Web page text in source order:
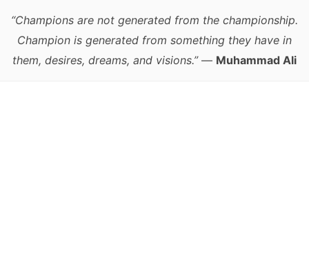
“Champions are not generated from the championship.
Champion is generated from something they have in
them, desires, dreams, and visions.”— Muhammad Ali